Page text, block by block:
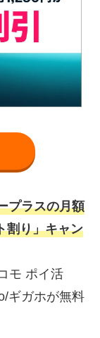
プラスの月額
割り」キャン
モ ポイ活
ギガホが無料